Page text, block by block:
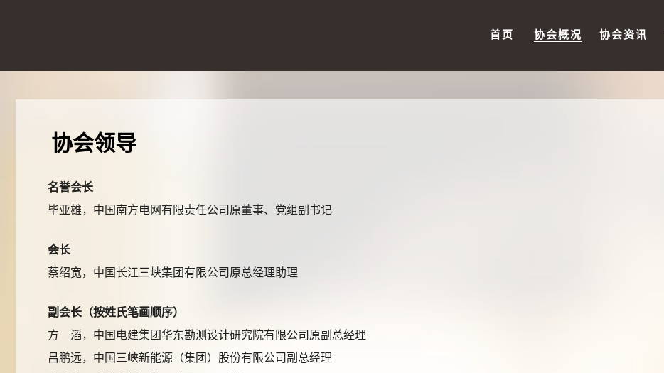
首页 协会概况 协会资讯
协会领导
名誉会长
毕亚雄，中国南方电网有限责任公司原董事、党组副书记
会长
蔡绍宽，中国长江三峡集团有限公司原总经理助理
副会长（按姓氏笔画顺序）
方 滔，中国电建集团华东勘测设计研究院有限公司原副总经理
吕鹏远，中国三峡新能源（集团）股份有限公司副总经理